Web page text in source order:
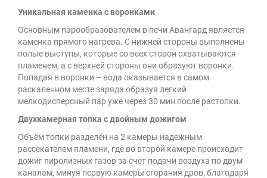
Уникальная каменка с воронками
Основным парообразователем в печи Авангард является
каменка прямого нагрева. С нижней стороны выполнены
полые выступы, которые со всех сторон охватываются
пламенем, а с верхней стороны они образуют воронки.
Попадая в воронки – вода оказывается в самом
раскаленном месте заряда образуя легкий
мелкодисперсный пар уже через 30 мин после растопки.
Двухкамерная топка с двойным дожигом
Объём топки разделён на 2 камеры надежным
рассекателем пламени, где во второй камере происходит
дожиг пиролизных газов за счёт подачи воздуха по двум
каналам, минуя первую камеры сгорания дров, благодаря